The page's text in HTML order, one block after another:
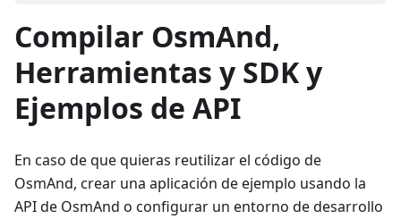
Compilar OsmAnd,
Herramientas y SDK y
Ejemplos de API
En caso de que quieras reutilizar el código de
OsmAnd, crear una aplicación de ejemplo usando la
API de OsmAnd o configurar un entorno de desarrollo